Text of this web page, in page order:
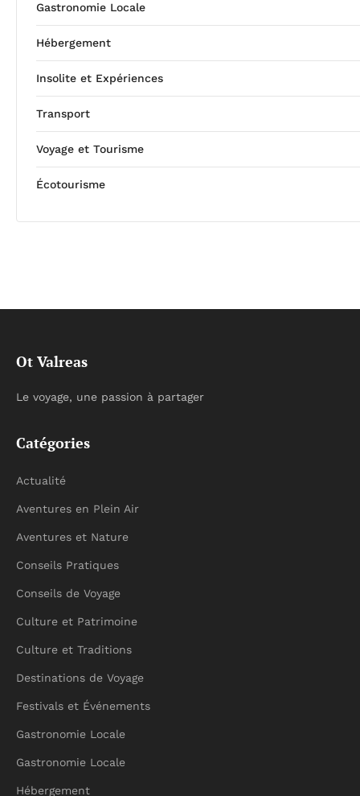
Gastronomie Locale
Hébergement
Insolite et Expériences
Transport
Voyage et Tourisme
Écotourisme
Ot Valreas
Le voyage, une passion à partager
Catégories
Actualité
Aventures en Plein Air
Aventures et Nature
Conseils Pratiques
Conseils de Voyage
Culture et Patrimoine
Culture et Traditions
Destinations de Voyage
Festivals et Événements
Gastronomie Locale
Gastronomie Locale
Hébergement